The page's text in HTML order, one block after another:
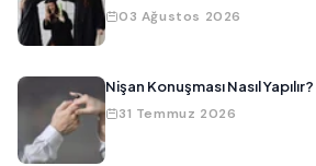
03 Ağustos 2026
Nişan Konuşması Nasıl
31 Temmuz 2026